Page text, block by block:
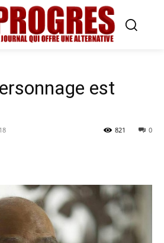
est
0
821